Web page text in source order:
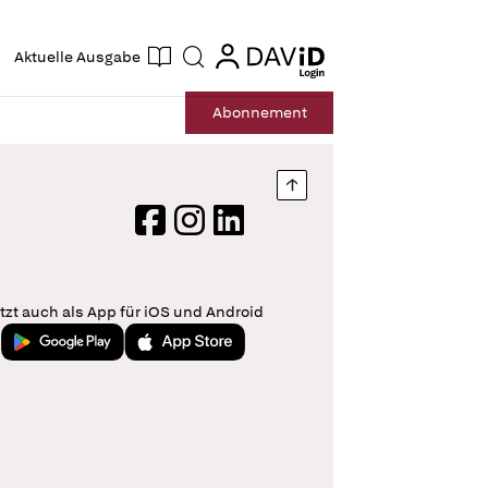
Aktuelle Ausgabe Suche login
login
Abonnement
Nach oben springen
FacebookInstagram
LinkedIn
auch als App für iOS und Android
Jetzt bei Google PlayLaden im App Store